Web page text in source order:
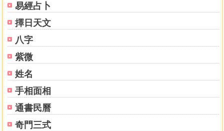
易經占卜
擇日天文
八字
紫微
姓名
手相面相
通書民曆
奇門三式
1.何謂好的命式？
2.何謂壞的命式？
3特殊命式的人
二、瞭解你的運勢變化
●各年運勢的吉凶判斷
●以十年爲周期變化的大運的吉凶判斷
三、瞭解你的吉、凶五行
5章 占卜各種運勢
一、占卜你的職業運
二、占卜你的賭博運
三、占卜你的結婚、戀愛運